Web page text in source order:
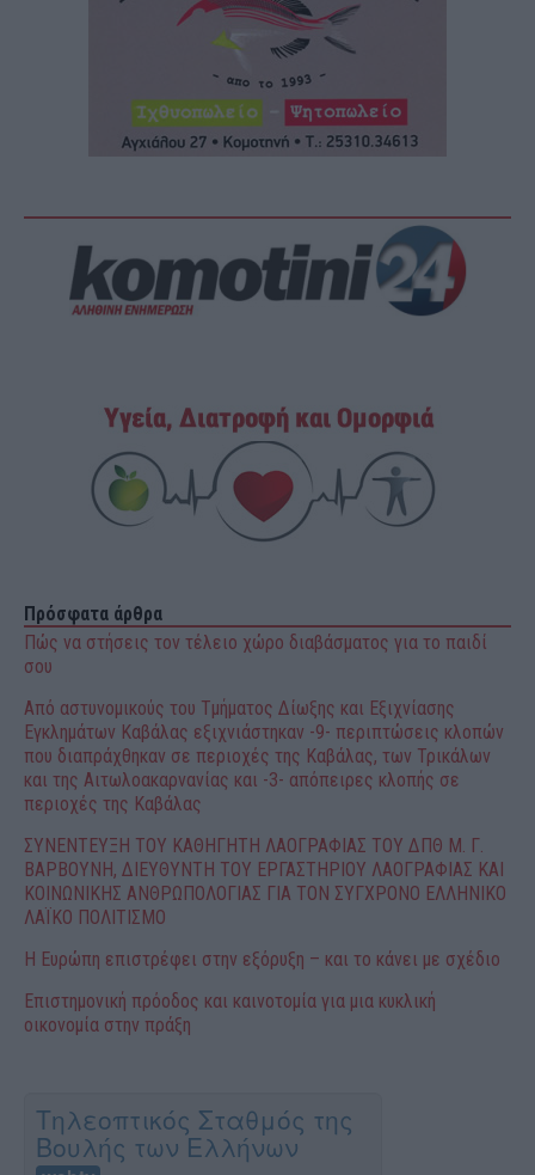
Πρόσφατα άρθρα
Πώς να στήσεις τον τέλειο χώρο διαβάσματος για το παιδί
σου
Από αστυνομικούς του Τμήματος Δίωξης και Εξιχνίασης
Εγκλημάτων Καβάλας εξιχνιάστηκαν -9- περιπτώσεις κλοπών
που διαπράχθηκαν σε περιοχές της Καβάλας, των Τρικάλων
και της Αιτωλοακαρνανίας και -3- απόπειρες κλοπής σε
περιοχές της Καβάλας
ΣΥΝΕΝΤΕΥΞΗ ΤΟΥ ΚΑΘΗΓΗΤΗ ΛΑΟΓΡΑΦΙΑΣ ΤΟΥ ΔΠΘ Μ. Γ.
ΒΑΡΒΟΥΝΗ, ΔΙΕΥΘΥΝΤΗ ΤΟΥ ΕΡΓΑΣΤΗΡΙΟΥ ΛΑΟΓΡΑΦΙΑΣ ΚΑΙ
ΚΟΙΝΩΝΙΚΗΣ ΑΝΘΡΩΠΟΛΟΓΙΑΣ ΓΙΑ ΤΟΝ ΣΥΓΧΡΟΝΟ ΕΛΛΗΝΙΚΟ
ΛΑΪΚΟ ΠΟΛΙΤΙΣΜΟ
Η Ευρώπη επιστρέφει στην εξόρυξη – και το κάνει με σχέδιο
Επιστημονική πρόοδος και καινοτομία για μια κυκλική
οικονομία στην πράξη